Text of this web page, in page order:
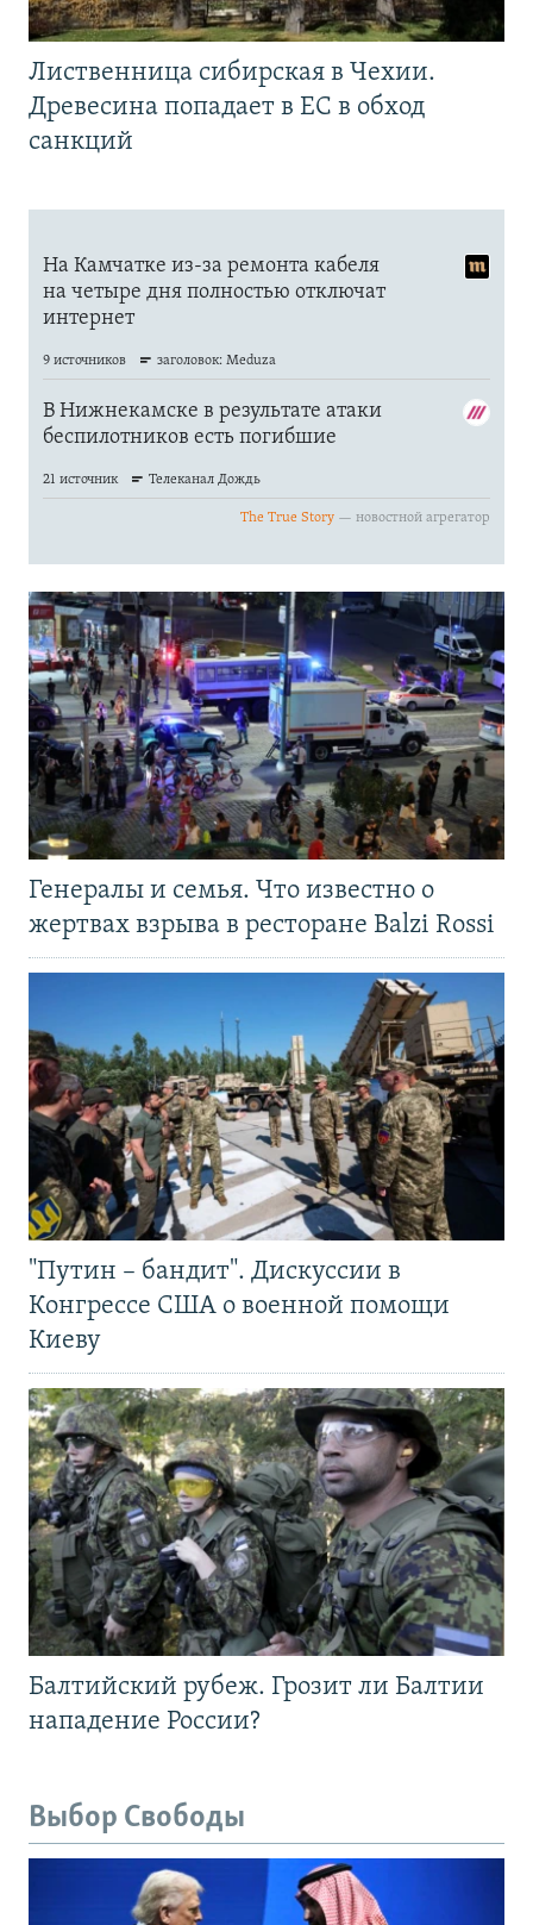
Лиственница сибирская в Чехии.
Древесина попадает в ЕС в обход
санкций
Генералы и семья. Что известно о
жертвах взрыва в ресторане Balzi Rossi
"Путин – бандит". Дискуссии в
Конгрессе США о военной помощи
Киеву
Балтийский рубеж. Грозит ли Балтии
нападение России?
Выбор Свободы